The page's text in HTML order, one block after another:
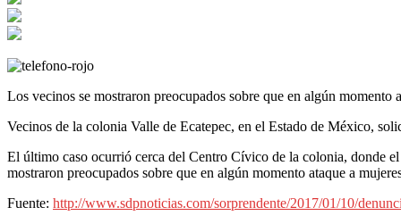
Los vecinos se mostraron preocupados sobre que en algún momento
Vecinos de la colonia Valle de Ecatepec, en el Estado de México,
El último caso ocurrió cerca del Centro Cívico de la colonia, donde
mostraron preocupados sobre que en algún momento ataque a
Fuente: http://www.sdpnoticias.com/sorprendente/2017/01/10/